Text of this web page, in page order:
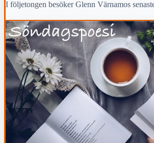
I följetongen besöker Glenn Värnamos